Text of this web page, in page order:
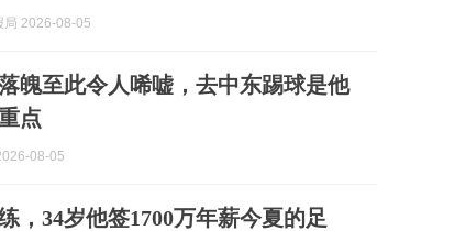
局 2026-08-05
魄至此令人唏嘘，去中东踢球是他
点
08-05
，34岁他签1700万年薪今夏的足